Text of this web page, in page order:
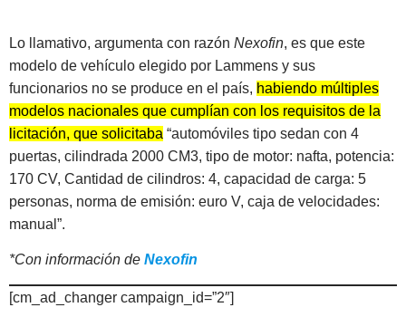
Lo llamativo, argumenta con razón Nexofin, es que este
modelo de vehículo elegido por Lammens y sus
funcionarios no se produce en el país, habiendo múltiples
modelos nacionales que cumplían con los requisitos de la
licitación, que solicitaba “automóviles tipo sedan con 4
puertas, cilindrada 2000 CM3, tipo de motor: nafta, potencia:
170 CV, Cantidad de cilindros: 4, capacidad de carga: 5
personas, norma de emisión: euro V, caja de velocidades:
manual”.
*Con información de Nexofin
[cm_ad_changer campaign_id=”2″]